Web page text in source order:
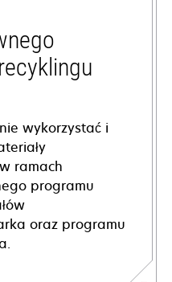
wykorzystać i
ramach
programu
oraz programu